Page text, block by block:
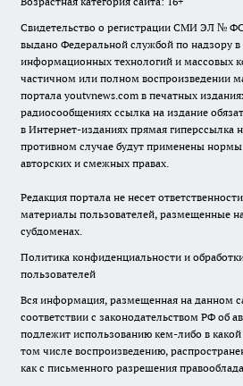
Свидетельство о регистрации СМИ ЭЛ № ФС
выдано Федеральной службой по надзору в
информационных технологий и массовых
частичном или полном воспроизведении
портала youtvnews.com в печатных
радиосообщениях ссылка на издание
в Интернет-изданиях прямая гиперссылка
противном случае будут применены нормы
авторских и смежных правах.
Редакция портала не несет
материалы пользователей, размещенные
субдоменах.
Политика конфиденциальности и
пользователей
Вся информация, размещенная на данном
соответствии с законодательством РФ об
подлежит использованию кем-либо в
том числе воспроизведению,
как с письменного разрешения